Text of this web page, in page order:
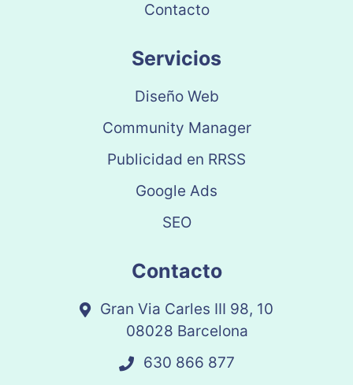
Contacto
Servicios
Diseño Web
Community Manager
Publicidad en RRSS
Google Ads
SEO
Contacto
Gran Via Carles III 98, 10
08028 Barcelona
630 866 877